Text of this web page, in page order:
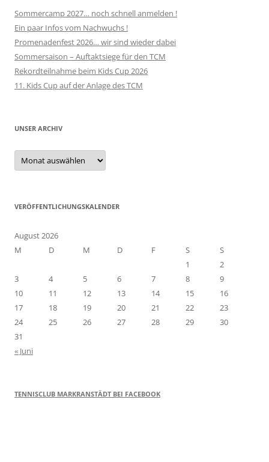
Sommercamp 2027… noch schnell anmelden !
Ein paar Infos vom Nachwuchs !
Promenadenfest 2026… wir sind wieder dabei
Sommersaison – Auftaktsiege für den TCM
Rekordteilnahme beim Kids Cup 2026
11. Kids Cup auf der Anlage des TCM
UNSER ARCHIV
Unser
Archiv
VERÖFFENTLICHUNGSKALENDER
August 2026
M
D M D F S
S
1
2
3
4 5 6 7 8
9
10
11 12 13 14 15
16
17
18 19 20 21 22
23
24
25 26 27 28 29
30
31
« Juni
TENNISCLUB MARKRANSTÄDT BEI FACEBOOK